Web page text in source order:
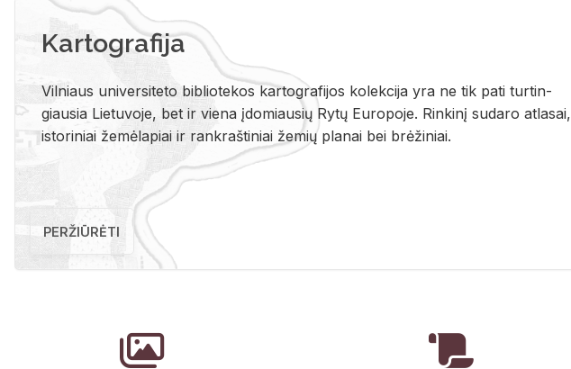
Kartografija
Vil­niaus uni­ver­si­te­to bi­b­lio­te­kos kar­to­gra­fi­jos ko­lek­ci­ja yra ne tik pati tur­tin­
giau­sia Lie­tu­vo­je, bet ir vie­na įdo­miau­sių Rytų Eu­ro­po­je. Rin­ki­nį su­da­ro at­la­sai,
is­to­ri­niai že­mė­la­piai ir rank­raš­ti­niai že­mių pla­nai bei brė­ži­niai.
PERŽIŪRĖTI